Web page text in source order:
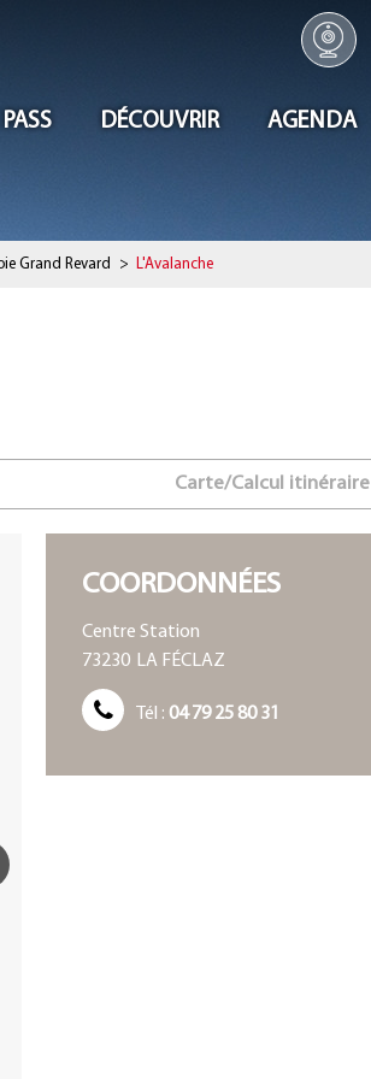
DÉCOUVRIR AGENDA
Grand Revard > L'Avalanche
Carte/Calcul itinéraire
COORDONNÉES
Centre Station
73230 LA FÉCLAZ
Tél : 04 79 25 80 31